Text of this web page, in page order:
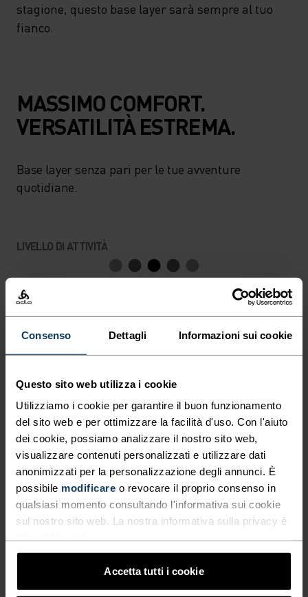
Consenso Dettagli Informazioni sui cookie
Questo sito web utilizza i cookie
Utilizziamo i cookie per garantire il buon funzionamento
del sito web e per ottimizzare la facilità d'uso. Con l'aiuto
dei cookie, possiamo analizzare il nostro sito web,
visualizzare contenuti personalizzati e utilizzare dati
anonimizzati per la personalizzazione degli annunci. È
possibile modificare o revocare il proprio consenso in
qualsiasi momento consultando l'informativa sui cookie
sul nostro sito web. La nostra informativa sulla privacy è
Accetta tutti i cookie
stagione, questo base layer sarà sempre al tuo
fianco.
MASSIMO COMFORT.
VERSATILITÀ ESTREMA.
Base layer senza pari per le tue avventure
quotidiane.
LIVELLO DI ATTIVITÀ
TIPO DI ATTIVITÀ
QUALSIASI COSA MODERATA INTENSITÀ
CARATTERISTICHE DEL TESSUTO
SINTETICO
MERINO
Sintetico - sensazione seconda pelle - elastico,
eccezionalmente leggero, eccellente trasporto
dell'umidità, aiuta a regolare la temperatura corporea,
asciuga più velocemente delle fibre naturali e ha una
maggiore durabilità.